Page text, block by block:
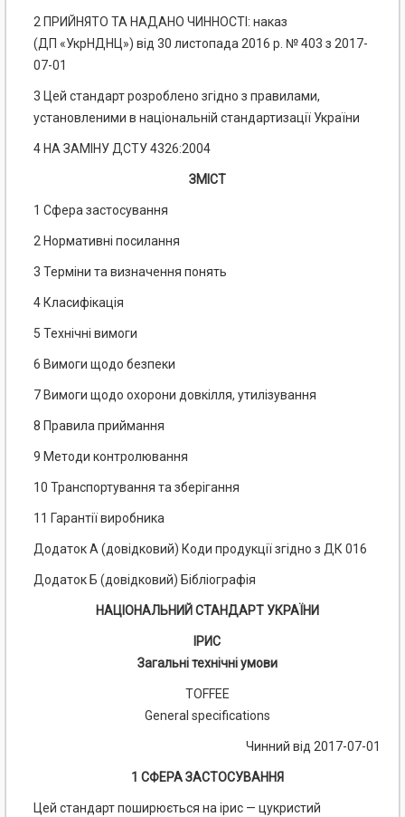
2 ПРИЙНЯТО ТА НАДАНО ЧИННОСТІ: наказ
(ДП «УкрНДНЦ») від 30 листопада 2016 р. № 403 з 2017-
07-01
3 Цей стандарт розроблено згідно з правилами,
установленими в національній стандартизації України
4 НА ЗАМІНУ ДСТУ 4326:2004
ЗМІСТ
1 Сфера застосування
2 Нормативні посилання
3 Терміни та визначення понять
4 Класифікація
5 Технічні вимоги
6 Вимоги щодо безпеки
7 Вимоги щодо охорони довкілля, утилізування
8 Правила приймання
9 Методи контролювання
10 Транспортування та зберігання
11 Гарантії виробника
Додаток А (довідковий) Коди продукції згідно з ДК 016
Додаток Б (довідковий) Бібліографія
НАЦІОНАЛЬНИЙ СТАНДАРТ УКРАЇНИ
ІРИС
Загальні технічні умови
TOFFEE
General specifications
Чинний від 2017-07-01
1 СФЕРА ЗАСТОСУВАННЯ
Цей стандарт поширюється на ірис — цукристий